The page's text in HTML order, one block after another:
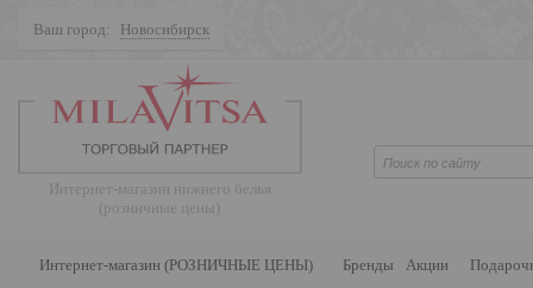
Ваш город: Новосибирск
Интернет-магазин нижнего белья
(розничные цены)
Интернет-магазин (РОЗНИЧНЫЕ ЦЕНЫ) Бренды Акции